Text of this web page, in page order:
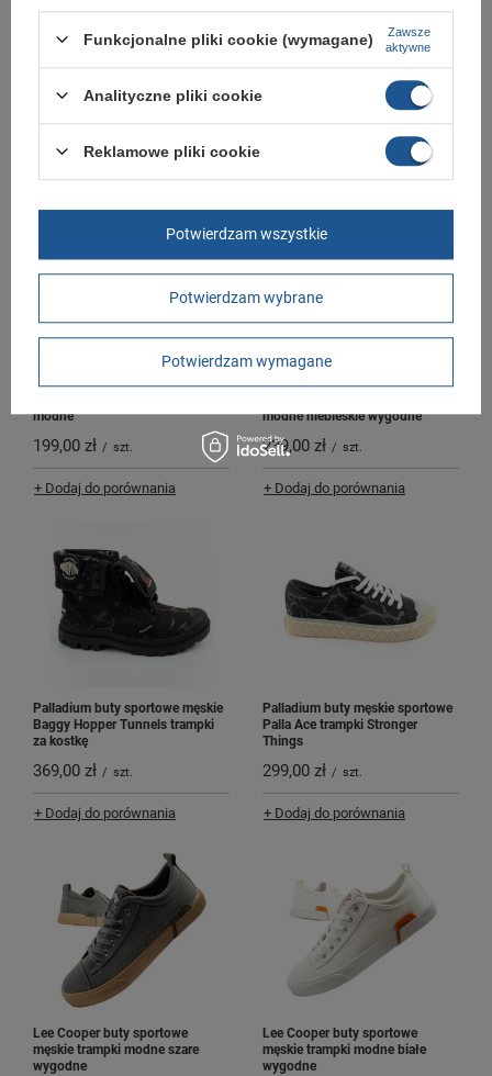
kostkę
219,00 zł / szt.
+ Dodaj do porównania
Puma buty damskie męskie
sneakersy czarne skóra
199,00 zł / szt.
+ Dodaj do porównania
Puma buty męskie sportowe Park
modne
199,00 zł / szt.
+ Dodaj do porównania
Converse Chuck Taylor All Star
modne niebieskie wygodne
239,00 zł / szt.
+ Dodaj do porównania
Palladium buty sportowe męskie
Baggy Hopper Tunnels trampki
za kostkę
369,00 zł / szt.
+ Dodaj do porównania
Palladium buty męskie sportowe
Palla Ace trampki Stronger
Things
299,00 zł / szt.
+ Dodaj do porównania
Lee Cooper buty sportowe
męskie trampki modne szare
wygodne
Lee Cooper buty sportowe
męskie trampki modne białe
wygodne
Funkcjonalne pliki cookie (wymagane)
Zawsze
aktywne
Analityczne pliki cookie
Reklamowe pliki cookie
Potwierdzam wybrane
Potwierdzam wymagane
Potwierdzam wszystkie